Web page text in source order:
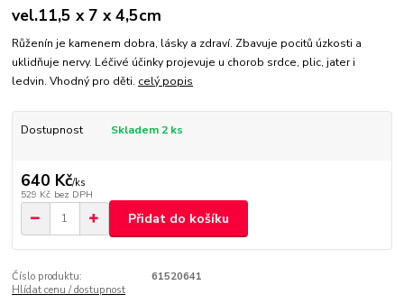
vel.11,5 x 7 x 4,5cm
Růženín je kamenem dobra, lásky a zdraví. Zbavuje pocitů úzkosti a
uklidňuje nervy. Léčivé účinky projevuje u chorob srdce, plic, jater i
ledvin. Vhodný pro děti. celý popis
Dostupnost Skladem 2 ks
640 Kč/ks
529 Kč bez DPH
Přidat do košíku
Číslo produktu:
61520641
Hlídat cenu / dostupnost